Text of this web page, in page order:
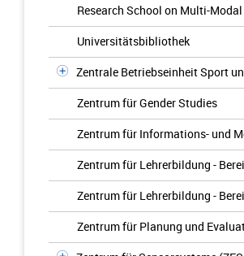
Research School on Multi-
Universitätsbibliothek
Zentrale Betriebseinheit Sport
Zentrum für Gender Studies
Zentrum für Informations- und
Zentrum für Lehrerbildung -
Zentrum für Lehrerbildung -
Zentrum für Planung und